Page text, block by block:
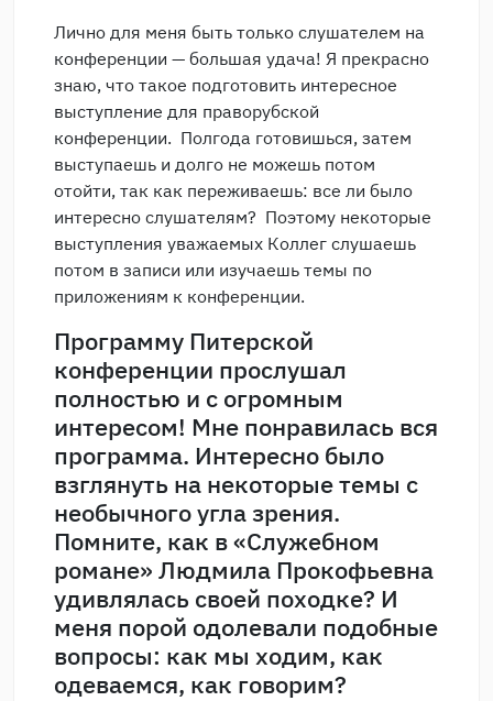
Лично для меня быть только слушателем на
конференции — большая удача! Я прекрасно
знаю, что такое подготовить интересное
выступление для праворубской
конференции. Полгода готовишься, затем
выступаешь и долго не можешь потом
отойти, так как переживаешь: все ли было
интересно слушателям? Поэтому некоторые
выступления уважаемых Коллег слушаешь
потом в записи или изучаешь темы по
приложениям к конференции.
Программу Питерской
конференции прослушал
полностью и с огромным
интересом! Мне понравилась вся
программа. Интересно было
взглянуть на некоторые темы с
необычного угла зрения.
Помните, как в «Служебном
романе» Людмила Прокофьевна
удивлялась своей походке? И
меня порой одолевали подобные
вопросы: как мы ходим, как
одеваемся, как говорим?